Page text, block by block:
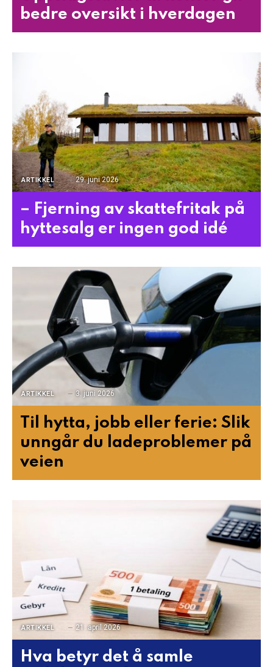
bedre oversikt i hverdagen
ARTIKKEL 29. juni 2026
– Fjerning av skattefritak på
hyttesalg er ingen god idé
ARTIKKEL 3. juni 2026
Til hytta, jobb eller ferie: Slik
unngår du ladeproblemer på
veien
ARTIKKEL 21. april 2026
Hva betyr det å samle